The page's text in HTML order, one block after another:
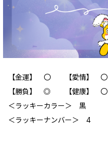
【金運】 〇 【愛情】 〇
【勝負】 ◎ 【健康】 〇
＜ラッキーカラー＞ 黒
＜ラッキーナンバー＞ 4